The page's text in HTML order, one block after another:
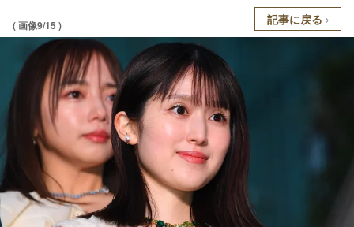
( 画像9/15 ) 記事に戻る